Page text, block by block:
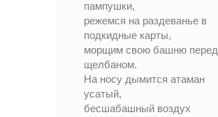
пампушки,
режемся на раздеванье в
подкидные карты,
морщим свою башню перед
щелбаном.
На носу дымится атаман
усатый,
бесшабашный воздух